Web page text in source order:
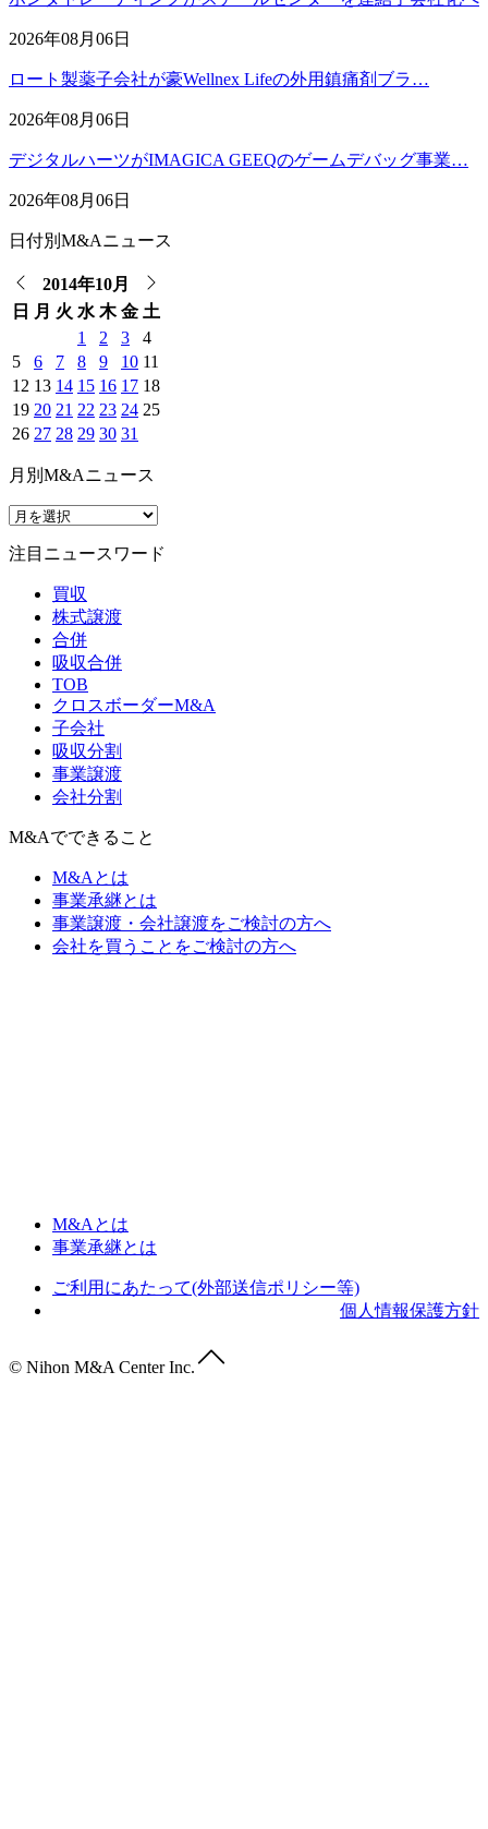
2026年08月06日
ロート製薬子会社が豪Wellnex Lifeの外用鎮痛剤ブラ…
2026年08月06日
デジタルハーツがIMAGICA GEEQのゲームデバッグ事業…
2026年08月06日
日付別M&Aニュース
2014年10月
日
月 火 水 木 金 土
1
2 3
4
5
6 7 8 9 10 11
12 13 14 15 16 17 18
19 20 21 22 23 24 25
26 27 28 29 30 31
月別M&Aニュース
注目ニュースワード
買収
株式譲渡
合併
吸収合併
TOB
クロスボーダーM&A
子会社
吸収分割
事業譲渡
会社分割
M&Aでできること
M&Aとは
事業承継とは
事業譲渡・会社譲渡をご検討の方へ
会社を買うことをご検討の方へ
M&Aとは
事業承継とは
ご利用にあたって(外部送信ポリシー等)
個人情報保護方針
© Nihon M&A Center Inc.